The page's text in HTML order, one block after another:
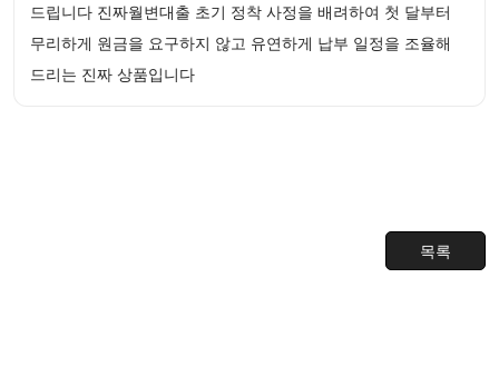
드립니다 진짜월변대출 초기 정착 사정을 배려하여 첫 달부터
무리하게 원금을 요구하지 않고 유연하게 납부 일정을 조율해
드리는 진짜 상품입니다
목록